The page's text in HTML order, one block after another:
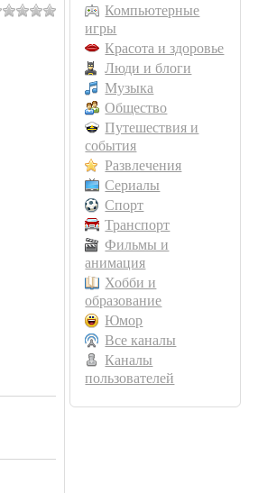
Компьютерные
игры
Красота и здоровье
Люди и блоги
Музыка
Общество
Путешествия и
события
Развлечения
Сериалы
Спорт
Транспорт
Фильмы и
анимация
Хобби и
образование
Юмор
Все каналы
Каналы
пользователей